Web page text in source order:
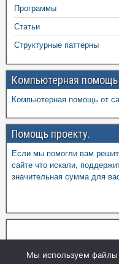
Программы
Статьи
Структурные паттерны
Компьютерная помощь
Компьютерная помощь от
Помощь проекту.
Если мы помогли вам
сайте что искали,
значительная сумма для
Мы используем файлы